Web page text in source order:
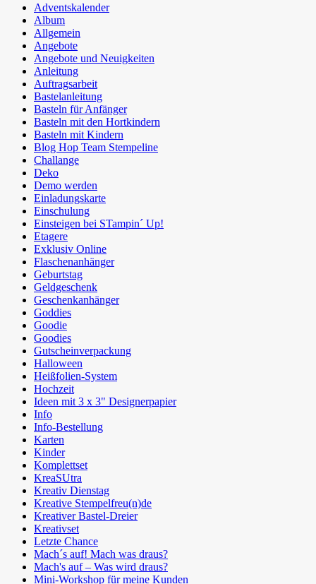
Adventskalender
Album
Allgemein
Angebote
Angebote und Neuigkeiten
Anleitung
Auftragsarbeit
Bastelanleitung
Basteln für Anfänger
Basteln mit den Hortkindern
Basteln mit Kindern
Blog Hop Team Stempeline
Challange
Deko
Demo werden
Einladungskarte
Einschulung
Einsteigen bei STampin´ Up!
Etagere
Exklusiv Online
Flaschenanhänger
Geburtstag
Geldgeschenk
Geschenkanhänger
Goddies
Goodie
Goodies
Gutscheinverpackung
Halloween
Heißfolien-System
Hochzeit
Ideen mit 3 x 3" Designerpapier
Info
Info-Bestellung
Karten
Kinder
Komplettset
KreaSUtra
Kreativ Dienstag
Kreative Stempelfreu(n)de
Kreativer Bastel-Dreier
Kreativset
Letzte Chance
Mach´s auf! Mach was draus?
Mach's auf – Was wird draus?
Mini-Workshop für meine Kunden